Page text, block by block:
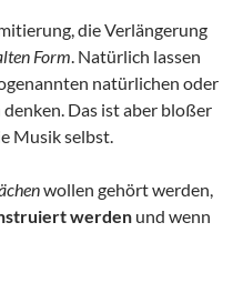
die Verlängerung
Form. Natürlich lassen
natürlichen oder
Das ist aber bloßer
Musik selbst.
wollen gehört werden,
werden und wenn